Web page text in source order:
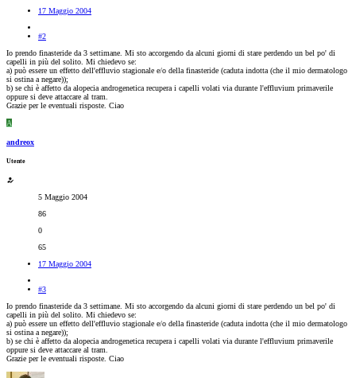
17 Maggio 2004
#2
Io prendo finasteride da 3 settimane. Mi sto accorgendo da alcuni giorni di stare perdendo un bel po' di
capelli in più del solito. Mi chiedevo se:
a) può essere un effetto dell'effluvio stagionale e/o della finasteride (caduta indotta (che il mio dermatologo
si ostina a negare));
b) se chi è affetto da alopecia androgenetica recupera i capelli volati via durante l'effluvium primaverile
oppure si deve attaccare al tram.
Grazie per le eventuali risposte. Ciao
A
andreox
Utente
5 Maggio 2004
86
0
65
17 Maggio 2004
#3
Io prendo finasteride da 3 settimane. Mi sto accorgendo da alcuni giorni di stare perdendo un bel po' di
capelli in più del solito. Mi chiedevo se:
a) può essere un effetto dell'effluvio stagionale e/o della finasteride (caduta indotta (che il mio dermatologo
si ostina a negare));
b) se chi è affetto da alopecia androgenetica recupera i capelli volati via durante l'effluvium primaverile
oppure si deve attaccare al tram.
Grazie per le eventuali risposte. Ciao